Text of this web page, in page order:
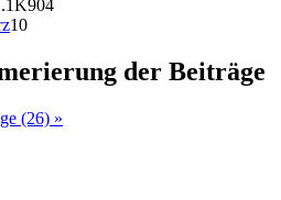
904
10
der Beiträge
(26) »